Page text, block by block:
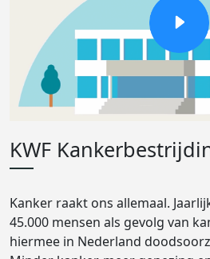
KWF
Kanker raakt ons allemaal.
45.000 mensen als gevolg van
hiermee in Nederland